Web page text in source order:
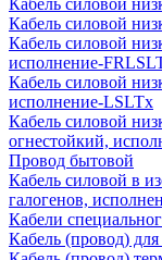
Кабель силовой
Кабель силовой
Кабель силовой
исполнение-
Кабель силовой
исполнение-LSLTx
Кабель силовой
огнестойкий,
Провод бытовой
Кабель силовой в
галогенов,
Кабели
Кабель (провод)